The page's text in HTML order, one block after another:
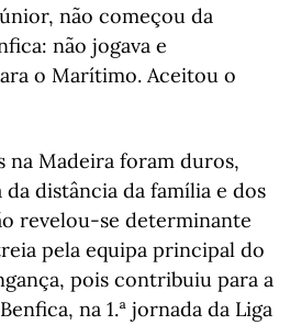
não começou da
não jogava e
o Marítimo. Aceitou o
na Madeira foram duros,
distância da família e dos
revelou-se determinante
pela equipa principal do
pois contribuiu para a
na 1.ª jornada da Liga